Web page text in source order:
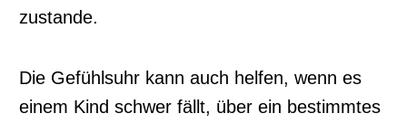
zustande.
Die Gefühlsuhr kann auch helfen, wenn es
einem Kind schwer fällt, über ein bestimmtes